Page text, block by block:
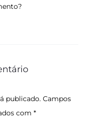
publicado. Campos
com *